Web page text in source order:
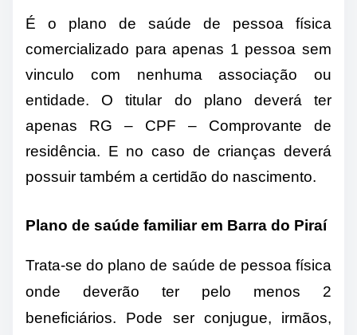
É o plano de saúde de pessoa física
comercializado para apenas 1 pessoa sem
vinculo com nenhuma associação ou
entidade. O titular do plano deverá ter
apenas RG – CPF – Comprovante de
residência. E no caso de crianças deverá
possuir também a certidão do nascimento.
Plano de saúde familiar em Barra do Piraí
Trata-se do plano de saúde de pessoa física
onde deverão ter pelo menos 2
beneficiários. Pode ser conjugue, irmãos,